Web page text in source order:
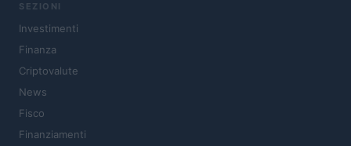
SEZIONI
Investimenti
Finanza
Criptovalute
News
Fisco
Finanziamenti